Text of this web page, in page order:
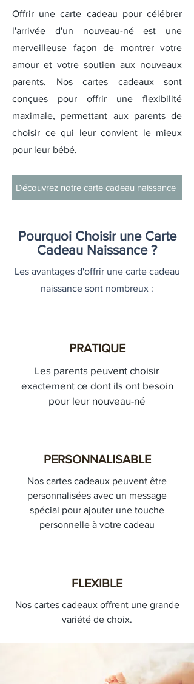
Offrir une carte cadeau pour célébrer
l'arrivée d'un nouveau-né est une
merveilleuse façon de montrer votre
amour et votre soutien aux nouveaux
parents. Nos cartes cadeaux sont
conçues pour offrir une flexibilité
maximale, permettant aux parents de
choisir ce qui leur convient le mieux
pour leur bébé.
Découvrez notre carte cadeau naissance
Pourquoi Choisir une Carte
Cadeau Naissance ?
Les avantages d'offrir une carte cadeau
naissance sont nombreux :
PRATIQUE
Les parents peuvent choisir
exactement ce dont ils ont besoin
pour leur nouveau-né
PERSONNALISABLE
Nos cartes cadeaux peuvent être
personnalisées avec un message
spécial pour ajouter une touche
personnelle à votre cadeau
FLEXIBLE
Nos cartes cadeaux offrent une grande
variété de choix.